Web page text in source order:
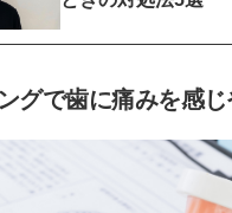
グで歯に痛みを感